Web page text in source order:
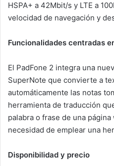
HSPA+ a 42Mbit/s y LTE a
velocidad de navegación y
Funcionalidades centradas
El PadFone 2 integra una
SuperNote que convierte a
automáticamente las notas
herramienta de traducción
palabra o frase de una
necesidad de emplear una
Disponibilidad y precio